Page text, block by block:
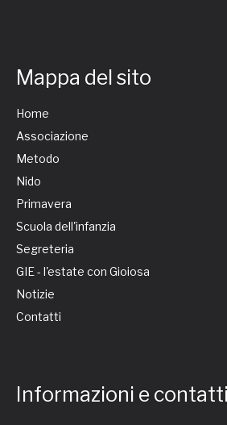
Mappa del sito
Home
Associazione
Metodo
Nido
Primavera
Scuola dell'infanzia
Segreteria
GIE - l'estate con Gioiosa
Notizie
Contatti
Informazioni e contatti